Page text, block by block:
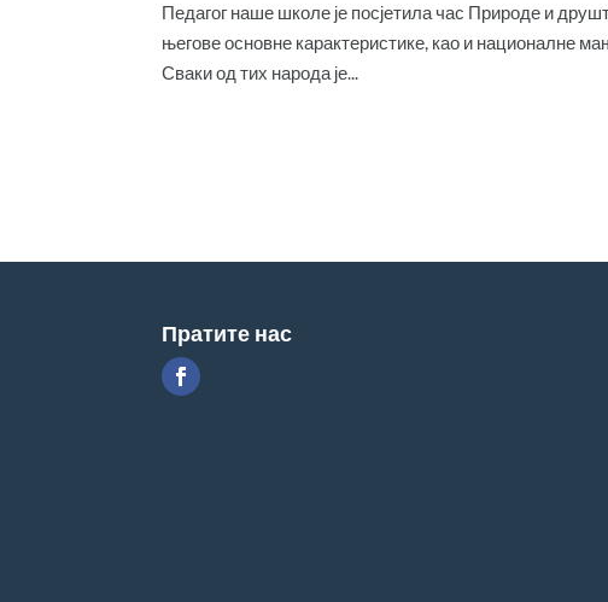
Педагог наше школе је посјетила час Природе и
његове основне карактеристике, као и националне
Сваки од тих народа је...
Пратите нас